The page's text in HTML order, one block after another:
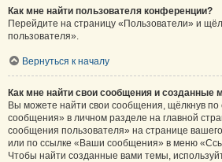
Как мне найти пользователя конференции?
Перейдите на страницу «Пользователи» и
пользователя».
Вернуться к началу
Как мне найти свои сообщения и созданные
Вы можете найти свои сообщения, щёлкнув по
сообщения» в личном разделе на главной
сообщения пользователя» на странице
или по ссылке «Ваши сообщения» в меню
Чтобы найти созданные вами темы,